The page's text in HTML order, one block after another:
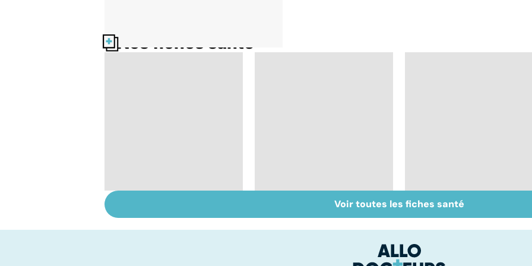
Nos fiches santé
conseils
Perturbateurs
endocriniens : une
Faire du sport à
domicile, c'est facile
Voir toutes les fiches santé